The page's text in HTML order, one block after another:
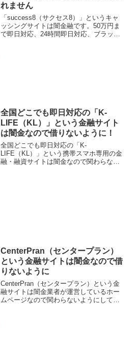
れません
「success8（サクセス8）」というキャ
ッシングサイトは闇金融です。50万円ま
で即日対応、24時間即日対応、ブラック
全国どこでも即日対応の「K-
LIFE（KL）」という金融サイト
は闇金なので借りないように！
全国どこでも即日対応の「K-
LIFE（KL）」という携帯スマホ専用の金
融・融資サイトは闇金なので関わらない
CenterPran（センタープラン）
という金融サイトは闇金なので借
りないように
CenterPran（センタープラン）という金
融サイトは闇金業者が運営しているホー
ムページなので関わらないようにしてく